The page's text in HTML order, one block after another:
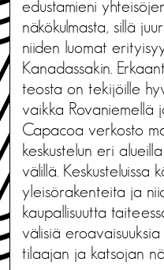
edustamieni
näkökulmasta, sillä
niiden luomat
Kanadassakin.
teosta on tekijöille
vaikka Rovaniemellä
Capacoa verkosto
keskustelun eri
välillä. Keskusteluissa
yleisörakenteita ja
kaupallisuutta
välisiä
tilaajan ja katsojan